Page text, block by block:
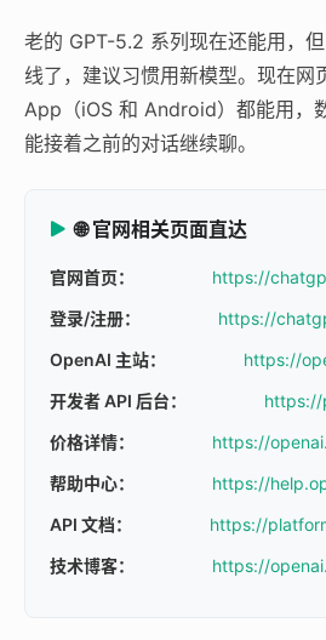
老的 GPT-5.2 系列现在还能用，
线了，建议习惯用新模型。现在网
App（iOS 和 Android）都能用，
能接着之前的对话继续聊。
🌐 官网相关页面直达
官网首页：
https://
登录/注册：
https://
OpenAI 主站：
https://
开发者 API 后台：
https://
价格详情：
https://
帮助中心：
https://
API 文档：
https://
技术博客：
https://